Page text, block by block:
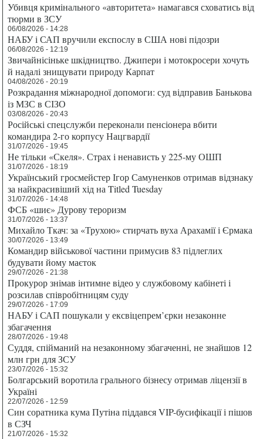
Убивця кримінального «авторитета» намагався сховатись від
тюрми в ЗСУ
06/08/2026 - 14:28
НАБУ і САП вручили експослу в США нові підозри
06/08/2026 - 12:19
Звичайнісіньке шкідництво. Джипери і мотокросери хочуть
й надалі знищувати природу Карпат
04/08/2026 - 20:19
Розкрадання міжнародної допомоги: суд відправив Банькова
із МЗС в СІЗО
03/08/2026 - 20:43
Російські спецслужби переконали пенсіонера вбити
командира 2-го корпусу Нацгвардії
31/07/2026 - 19:45
Не тільки «Скеля». Страх і ненависть у 225-му ОШП
31/07/2026 - 18:19
Український гросмейстер Ігор Самуненков отримав відзнаку
за найкрасивіший хід на Titled Tuesday
31/07/2026 - 14:48
ФСБ «шиє» Дурову тероризм
31/07/2026 - 13:37
Михайло Ткач: за «Трухою» стирчать вуха Арахамії і Єрмака
30/07/2026 - 13:49
Командир військової частини примусив 83 підлеглих
будувати йому маєток
29/07/2026 - 21:38
Прокурор знімав інтимне відео у службовому кабінеті і
розсилав співробітницям суду
29/07/2026 - 17:09
НАБУ і САП пошукали у ексвіцепрем’єрки незаконне
збагачення
28/07/2026 - 19:48
Суддя, спійманий на незаконному збагаченні, не знайшов 12
млн грн для ЗСУ
23/07/2026 - 15:32
Болгарський воротила грального бізнесу отримав ліцензії в
Україні
22/07/2026 - 12:59
Син соратника кума Путіна піддався VIP-бусифікації і пішов
в СЗЧ
21/07/2026 - 15:32